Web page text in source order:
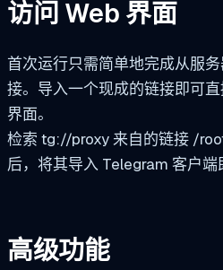
访问 Web 界面
首次运行只需简单地完成从服
接。导入一个现成的链接即可
界面。
检索 tg://proxy来自的链接 /
后，将其导入 Telegram 客户端
高级功能